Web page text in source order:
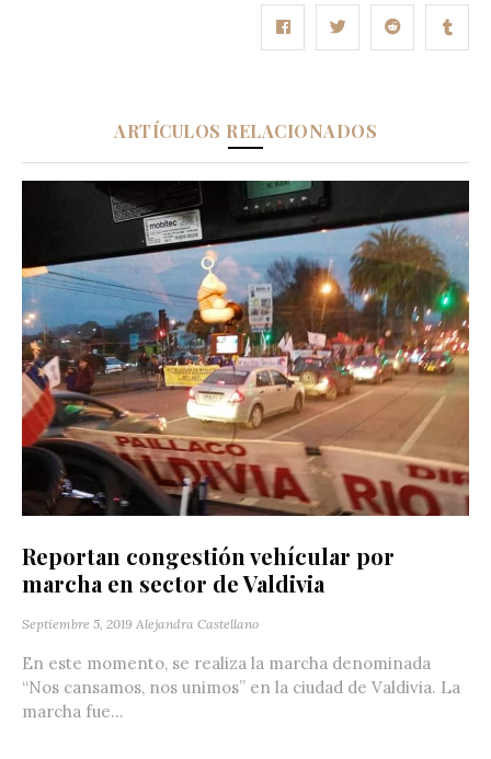
ARTÍCULOS RELACIONADOS
Reportan congestión vehícular por
marcha en sector de Valdivia
Septiembre 5, 2019 Alejandra Castellano
En este momento, se realiza la marcha denominada
“Nos cansamos, nos unimos” en la ciudad de Valdivia. La
marcha fue...